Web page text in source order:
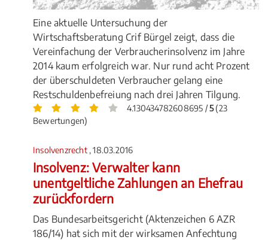
Eine aktuelle Untersuchung der
Wirtschaftsberatung Crif Bürgel zeigt, dass die
Vereinfachung der Verbraucherinsolvenz im Jahre
2014 kaum erfolgreich war. Nur rund acht Prozent
der überschuldeten Verbraucher gelang eine
Restschuldenbefreiung nach drei Jahren Tilgung.
4.130434782608695 /5(23
Bewertungen)
Insolvenzrecht , 18.03.2016
Insolvenz: Verwalter kann
unentgeltliche Zahlungen an Ehefrau
zurückfordern
Das Bundesarbeitsgericht (Aktenzeichen 6 AZR
186/14) hat sich mit der wirksamen Anfechtung